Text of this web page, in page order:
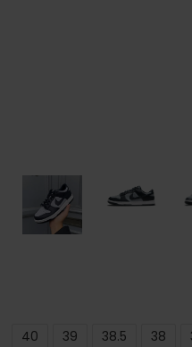
38
38.5
39
40